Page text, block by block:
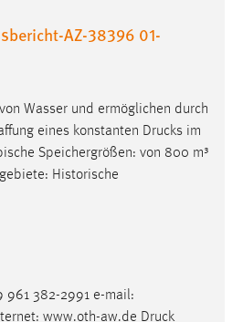
AZ-38396 01-
Wasser und ermöglichen durch
eines konstanten Drucks im
Speichergrößen: von 800 m³
Historische
961 382-2991 e-mail:
www.oth-aw.de Druck